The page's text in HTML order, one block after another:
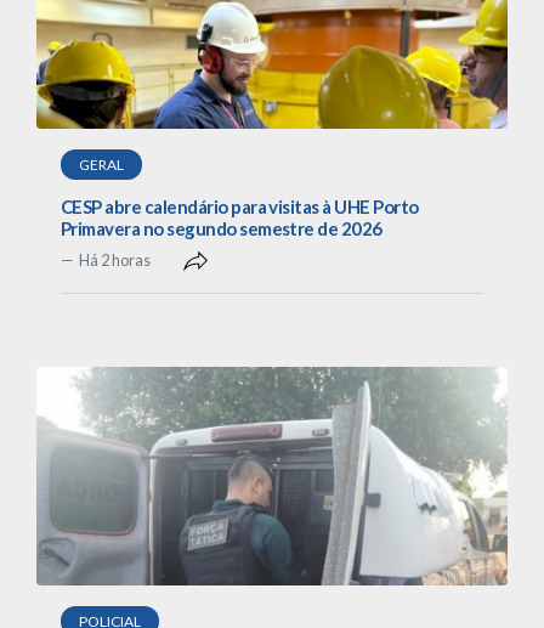
GERAL
CESP abre calendário para visitas à UHE Porto
Primavera no segundo semestre de 2026
Há 2 horas
POLICIAL